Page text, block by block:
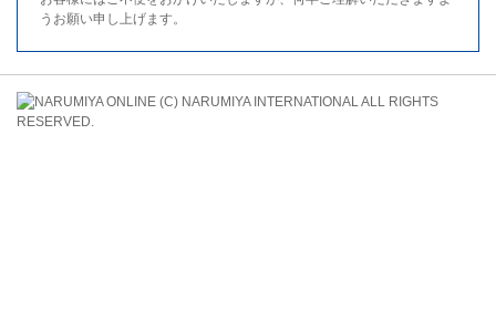
うお願い申し上げます。